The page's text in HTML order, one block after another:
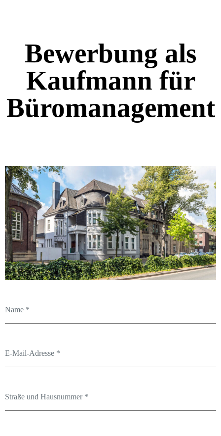
Bewerbung als
Kaufmann für
Büromanagement
Name *
E-Mail-Adresse *
Straße und Hausnummer *